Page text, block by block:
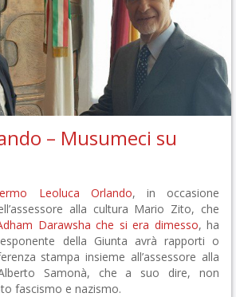
– Musumeci su
Leoluca Orlando, in occasione
alla cultura Mario Zito, che
Darawsha che si era dimesso, ha
della Giunta avrà rapporti o
stampa insieme all’assessore alla
Samonà, che a suo dire, non
fascismo e nazismo.